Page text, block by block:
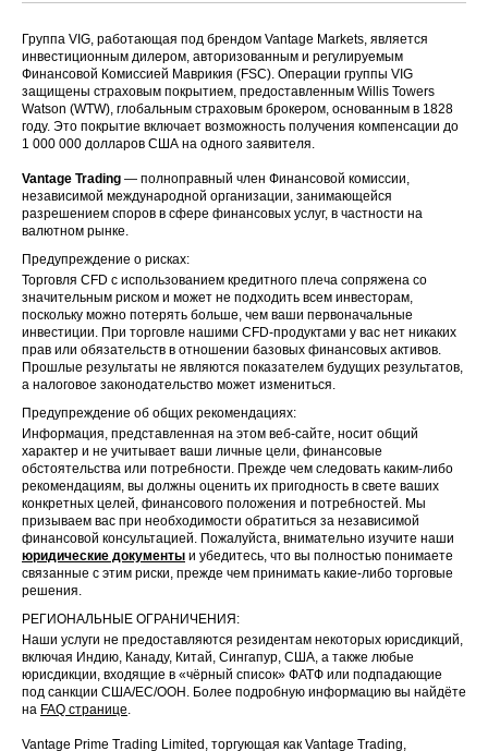
Группа VIG, работающая под брендом Vantage Markets, является
инвестиционным дилером, авторизованным и регулируемым
Финансовой Комиссией Маврикия (FSC). Операции группы VIG
защищены страховым покрытием, предоставленным Willis Towers
Watson (WTW), глобальным страховым брокером, основанным в 1828
году. Это покрытие включает возможность получения компенсации до
1 000 000 долларов США на одного заявителя.
Vantage Trading — полноправный член Финансовой комиссии,
независимой международной организации, занимающейся
разрешением споров в сфере финансовых услуг, в частности на
валютном рынке.
Предупреждение о рисках:
Торговля CFD с использованием кредитного плеча сопряжена со
значительным риском и может не подходить всем инвесторам,
поскольку можно потерять больше, чем ваши первоначальные
инвестиции. При торговле нашими CFD-продуктами у вас нет никаких
прав или обязательств в отношении базовых финансовых активов.
Прошлые результаты не являются показателем будущих результатов,
а налоговое законодательство может измениться.
Предупреждение об общих рекомендациях:
Информация, представленная на этом веб-сайте, носит общий
характер и не учитывает ваши личные цели, финансовые
обстоятельства или потребности. Прежде чем следовать каким-либо
рекомендациям, вы должны оценить их пригодность в свете ваших
конкретных целей, финансового положения и потребностей. Мы
призываем вас при необходимости обратиться за независимой
финансовой консультацией. Пожалуйста, внимательно изучите наши
юридические документы и убедитесь, что вы полностью понимаете
связанные с этим риски, прежде чем принимать какие-либо торговые
решения.
РЕГИОНАЛЬНЫЕ ОГРАНИЧЕНИЯ:
Наши услуги не предоставляются резидентам некоторых юрисдикций,
включая Индию, Канаду, Китай, Сингапур, США, а также любые
юрисдикции, входящие в «чёрный список» ФАТФ или подпадающие
под санкции США/ЕС/ООН. Более подробную информацию вы найдёте
на FAQ странице.
Vantage Prime Trading Limited, торгующая как Vantage Trading,